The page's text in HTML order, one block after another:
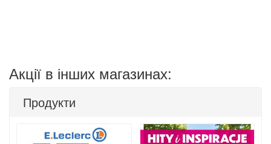
Акції в інших магазинах:
Продукти